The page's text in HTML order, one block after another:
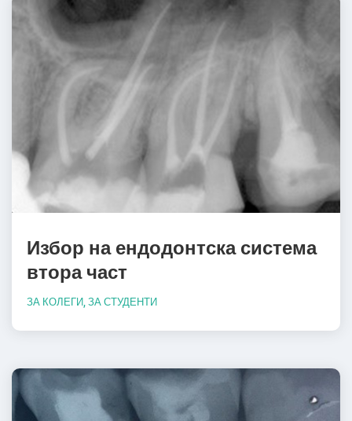
Избор на ендодонтска система
втора част
ЗА КОЛЕГИ, ЗА СТУДЕНТИ